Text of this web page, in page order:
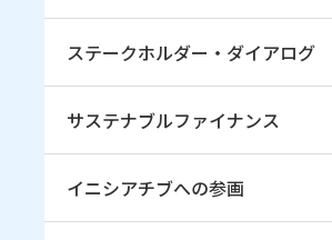
TNFDへの取組み（本格開示）
人権デュー・ディリジェンス
若手スキージャンプ選手育成の取
雪印メグミルク杯ジャンプ大会
企業倫理委員会および専門部会
コンプライアンス意識醸成の取組
リスクマネジメント
ステークホルダー・ダイアログ
サステナブルファイナンス
イニシアチブへの参画